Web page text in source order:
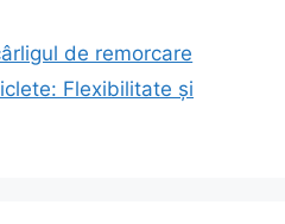
de remorcare
Flexibilitate și